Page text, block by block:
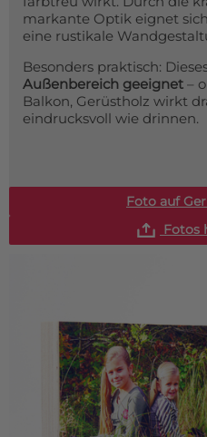
markante Optik eignet
eine rustikale
Besonders praktisch:
Außenbereich geeignet –
Balkon, Gerüstholz wirkt
eindrucksvoll wie drinnen.
Foto auf
Fotos